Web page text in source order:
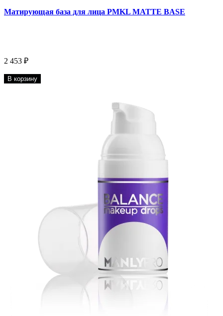
Матирующая база для лица PMKL MATTE BASE
2 453 ₽
В корзину